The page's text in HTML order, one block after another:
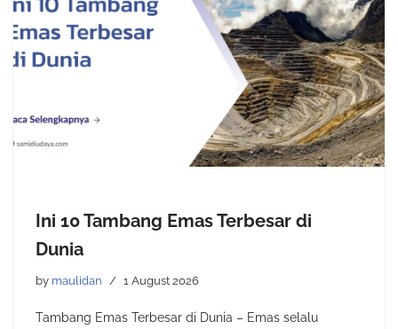
Ini 10 Tambang Emas Terbesar di
Dunia
by maulidan 1 August 2026
Tambang Emas Terbesar di Dunia – Emas selalu